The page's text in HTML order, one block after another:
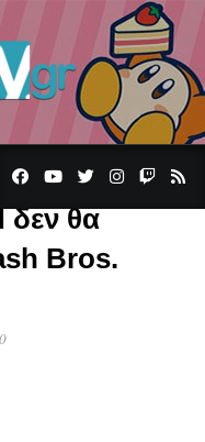
8
δεν θα
Bros.